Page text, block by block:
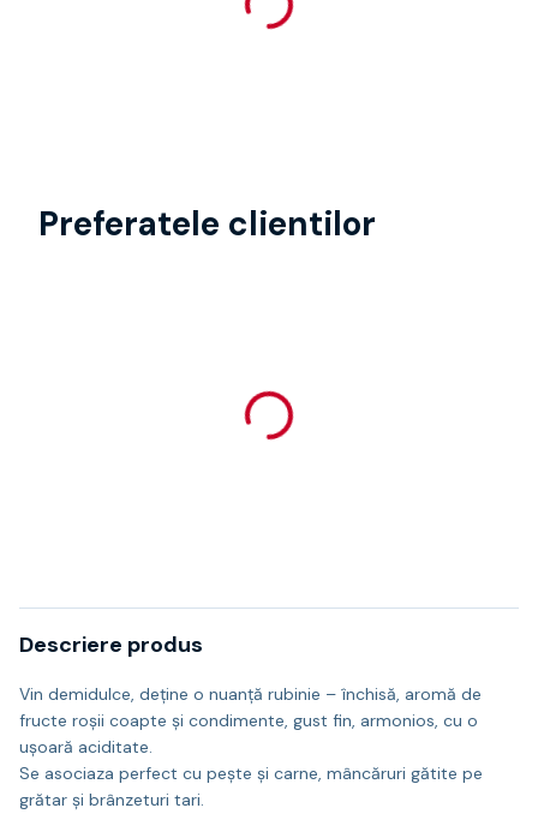
Preferatele clientilor
Descriere produs
Vin demidulce, deține o nuanță rubinie – închisă, aromă de
fructe roșii coapte și condimente, gust fin, armonios, cu o
ușoară aciditate.
Se asociaza perfect cu pește și carne, mâncăruri gătite pe
grătar și brânzeturi tari.